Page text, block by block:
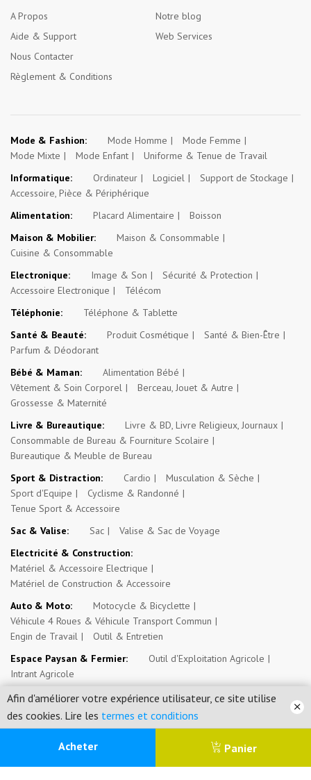
Acheter Panier
Afin d'améliorer votre expérience utilisateur, ce site utilise
des cookies. Lire les termes et conditions
A Propos
Aide & Support
Nous Contacter
Règlement & Conditions
Notre blog
Web Services
Mode & Fashion: Mode Homme
Mode Femme
Mode Mixte
Mode Enfant
Uniforme & Tenue de Travail
Informatique:
Ordinateur Logiciel
Support de Stockage
Accessoire, Pièce & Périphérique
Alimentation:
Placard Alimentaire
Boisson
Maison & Mobilier:
Maison & Consommable
Cuisine & Consommable
Electronique:
Image & Son
Sécurité & Protection
Accessoire Electronique
Télécom
Téléphonie:
Téléphone & Tablette
Santé & Beauté:
Produit Cosmétique
Santé & Bien-Être
Parfum & Déodorant
Bébé & Maman:
Alimentation Bébé
Vêtement & Soin Corporel
Berceau, Jouet & Autre
Grossesse & Maternité
Livre & Bureautique:
Livre & BD, Livre Religieux, Journaux
Consommable de Bureau & Fourniture Scolaire
Bureautique & Meuble de Bureau
Sport & Distraction:
Cardio
Musculation & Sèche
Sport d'Equipe
Cyclisme & Randonné
Tenue Sport & Accessoire
Sac & Valise:
Sac
Valise & Sac de Voyage
Electricité & Construction:
Matériel & Accessoire Electrique
Matériel de Construction & Accessoire
Auto & Moto:
Motocycle & Bicyclette
Véhicule 4 Roues & Véhicule Transport Commun
Engin de Travail
Outil & Entretien
Espace Paysan & Fermier:
Outil d'Exploitation Agricole
Intrant Agricole
Evénement, Opportunité & Autres Annonces:
Evénement
Emploi, Stage & Bourse
Immobilier
Mossosouk.com SARL © 2026. Tous droits réservés.